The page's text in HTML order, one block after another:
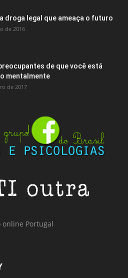
droga legal que ameaça o futuro
de 2016
de que você está
mentalmente
de 2017
online Portugal